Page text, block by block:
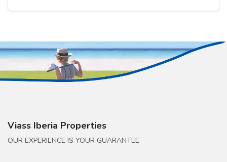
Viass Iberia Properties
OUR EXPERIENCE IS YOUR GUARANTEE